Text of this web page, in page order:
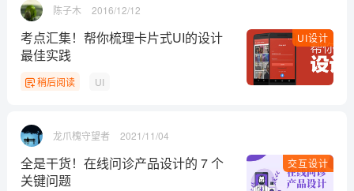
陈子木 2016/12/12
UI设计
考点汇集！帮你梳理卡片式UI的设计
最佳实践
稍后阅读 UI
龙爪槐守望者 2021/11/04
交互设计
全是干货！在线问诊产品设计的 7 个
关键问题